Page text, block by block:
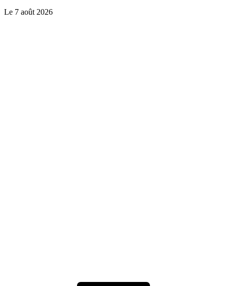
Le 7 août 2026